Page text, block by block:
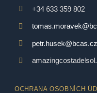
+34 633 359 802
petr.husek@bcas.cz
OCHRANA OSOBNÍCH